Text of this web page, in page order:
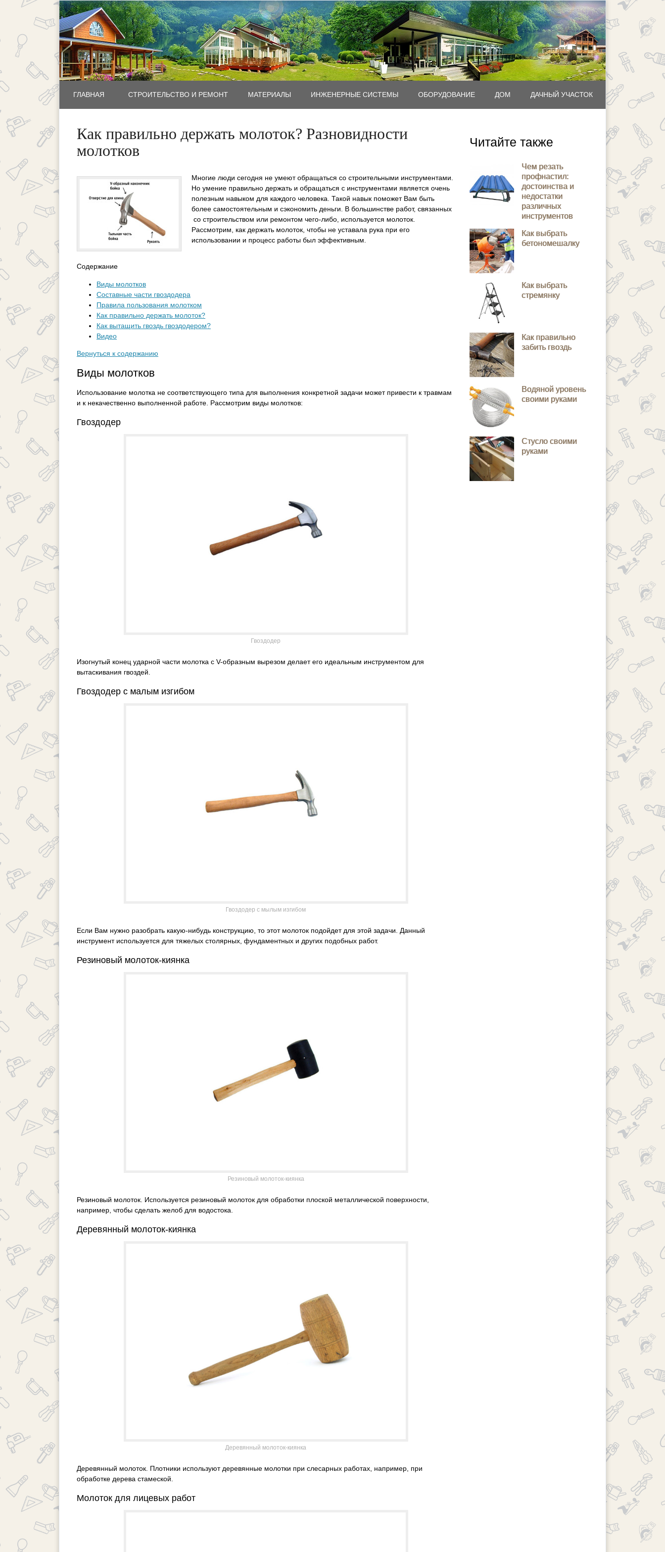
ГЛАВНАЯ СТРОИТЕЛЬСТВО И РЕМОНТ MАТЕРИАЛЫ ИНЖЕНЕРНЫЕ СИСТЕМЫ ОБОРУДОВАНИЕ ДОМ ДАЧНЫЙ УЧАСТОК
Как правильно держать молоток? Разновидности
молотков
Многие люди сегодня не умеют обращаться со строительными инструментами.
Но умение правильно держать и обращаться с инструментами является очень
полезным навыком для каждого человека. Такой навык поможет Вам быть
более самостоятельным и сэкономить деньги. В большинстве работ, связанных
со строительством или ремонтом чего-либо, используется молоток.
Рассмотрим, как держать молоток, чтобы не уставала рука при его
использовании и процесс работы был эффективным.
Содержание
Виды молотков
Составные части гвоздодера
Правила пользования молотком
Как правильно держать молоток?
Как вытащить гвоздь гвоздодером?
Видео
Вернуться к содержанию
Виды молотков
Использование молотка не соответствующего типа для выполнения конкретной задачи может привести к травмам
и к некачественно выполненной работе. Рассмотрим виды молотков:
Гвоздодер
Гвоздодер
Изогнутый конец ударной части молотка с V-образным вырезом делает его идеальным инструментом для
вытаскивания гвоздей.
Гвоздодер с малым изгибом
Гвоздодер с мылым изгибом
Если Вам нужно разобрать какую-нибудь конструкцию, то этот молоток подойдет для этой задачи. Данный
инструмент используется для тяжелых столярных, фундаментных и других подобных работ.
Резиновый молоток-киянка
Резиновый молоток-киянка
Резиновый молоток. Используется резиновый молоток для обработки плоской металлической поверхности,
например, чтобы сделать желоб для водостока.
Деревянный молоток-киянка
Деревянный молоток-киянка
Деревянный молоток. Плотники используют деревянные молотки при слесарных работах, например, при
обработке дерева стамеской.
Молоток для лицевых работ
Читайте также
Чем резать
профнастил:
достоинства и
недостатки
различных
инструментов
Как выбрать
бетономешалку
Как выбрать
стремянку
Как правильно
забить гвоздь
Водяной уровень
своими руками
Стусло своими
руками